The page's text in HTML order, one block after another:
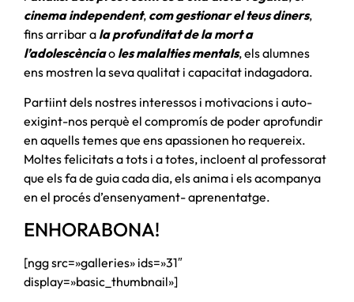
cinema independent, com gestionar el teus diners,
fins arribar a la profunditat de la mort a
l’adolescènciao les malalties mentals, els alumnes
ens mostren la seva qualitat i capacitat indagadora.
Partiint dels nostres interessos i motivacions i auto-
exigint-nos perquè el compromís de poder aprofundir
en aquells temes que ens apassionen ho requereix.
Moltes felicitats a tots i a totes, incloent al professorat
que els fa de guia cada dia, els anima i els acompanya
en el procés d’ensenyament- aprenentatge.
ENHORABONA!
[ngg src=»galleries» ids=»31″
display=»basic_thumbnail»]